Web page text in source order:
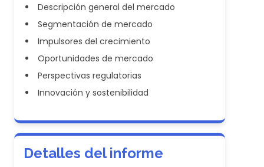
Descripción general del mercado
Segmentación de mercado
Impulsores del crecimiento
Oportunidades de mercado
Perspectivas regulatorias
Innovación y sostenibilidad
Detalles del informe